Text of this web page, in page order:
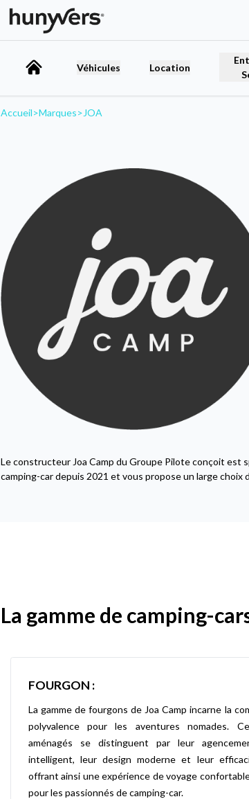
Véhicules Location
Accueil>Marques>JOA
Le constructeur Joa Camp du Groupe Pilote conçoit est
camping-car depuis 2021 et vous propose un large choix
La gamme de camping-
FOURGON :
La gamme de fourgons de Joa Camp incarne la
polyvalence pour les aventures nomades.
aménagés se distinguent par leur
intelligent, leur design moderne et leur
offrant ainsi une expérience de voyage
pour les passionnés de camping-car.